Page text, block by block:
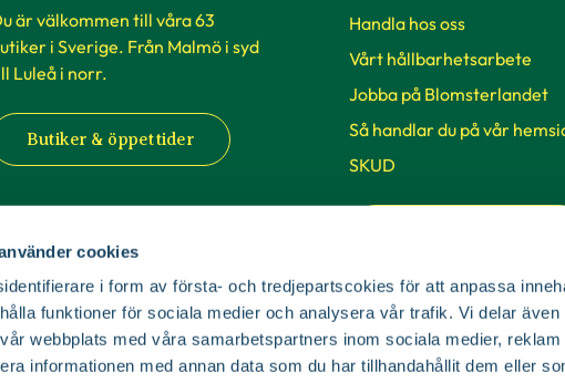
cookies
i form av första- och tredjepartscokies för att anpassa
funktioner för sociala medier och analysera vår trafik. Vi delar även
webbplats med våra samarbetspartners inom sociala medier,
informationen med annan data som du har tillhandahållit dem eller
är välkommen till våra 63
i Sverige. Från Malmö i syd
Luleå i norr.
Butiker & öppettider
Handla hos oss
Vårt hållbarhetsarbete
Jobba på Blomsterlandet
Så handlar du på vår
SKUD